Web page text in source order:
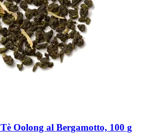
Tè Oolong al Bergamotto, 100 g